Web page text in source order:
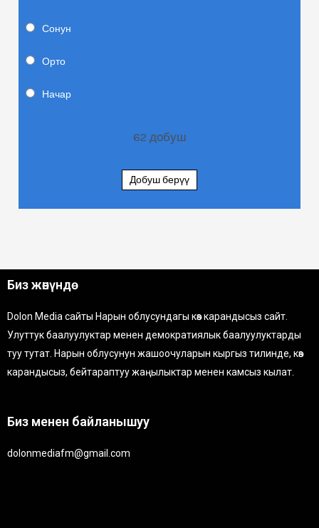
Сонун
Орто
Начар
62 добуш
Добуш берүү
Биз жөнүндө
Dolon Media сайты Нарын облусундагы көз карандысыз сайт.
Улуттук баалуулуктар менен демократиялык баалуулуктарды
туу тутат. Нарын облусунун жашоочуларын кыргыз тилинде, көз
карандысыз, бейтараптуу жаңылыктар менен камсыз кылат.
Биз менен байланышуу
dolonmediafm@gmail.com